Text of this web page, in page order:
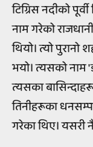
टिग्रिस नदीको
नाम गरेको
थियो। त्यो पुरानो
भयो। त्यसको नाम
त्यसका
तिनीहरूका
गरेका थिए। यसरी